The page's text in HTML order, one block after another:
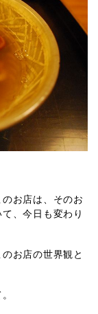
お店は、そのお
、今日も変わり
お店の世界観と